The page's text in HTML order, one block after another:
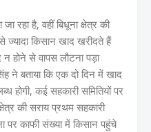
रहा है, वहीं बिधूना क्षेत्र की
ज्यादा किसान खाद खरीदते हैं
न होने से वापस लौटना पड़ा
ने बताया कि एक दो दिन में खाद
होगी, कई सहकारी समितियों पर
की सराय प्रथम सहकारी
पर काफी संख्या में किसान पहुंचे